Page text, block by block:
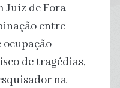
Juiz de Fora
entre
de tragédias,
na